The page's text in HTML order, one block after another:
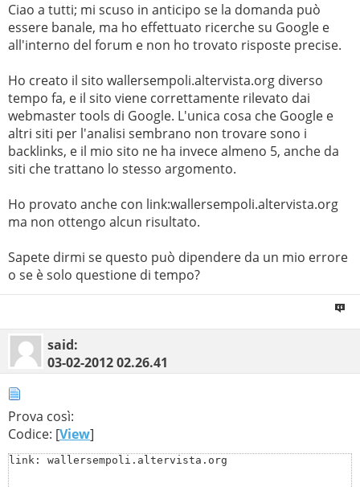
Ciao a tutti; mi scuso in anticipo se la domanda può
essere banale, ma ho effettuato ricerche su Google e
all'interno del forum e non ho trovato risposte precise.
Ho creato il sito wallersempoli.altervista.org diverso
tempo fa, e il sito viene correttamente rilevato dai
webmaster tools di Google. L'unica cosa che Google e
altri siti per l'analisi sembrano non trovare sono i
backlinks, e il mio sito ne ha invece almeno 5, anche da
siti che trattano lo stesso argomento.
Ho provato anche con link:wallersempoli.altervista.org
ma non ottengo alcun risultato.
Sapete dirmi se questo può dipendere da un mio errore
o se è solo questione di tempo?
said:
03-02-201202.26.41
Prova così:
Codice: [View]
link: wallersempoli.altervista.org